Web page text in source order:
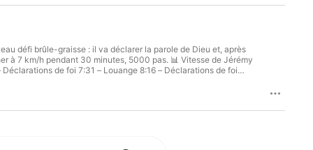
défi brûle-graisse : il va déclarer la parole de Dieu et, après
à 7 km/h pendant 30 minutes, 5000 pas. 📊 Vitesse de Jérémy
de foi 7:31 – Louange 8:16 – Déclarations de foi